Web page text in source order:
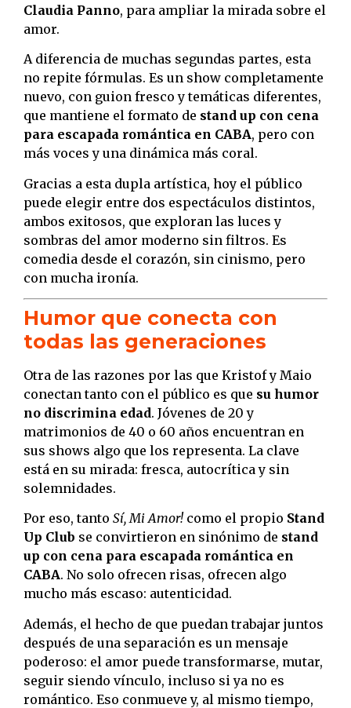
Claudia Panno, para ampliar la mirada sobre el
amor.
A diferencia de muchas segundas partes, esta
no repite fórmulas. Es un show completamente
nuevo, con guion fresco y temáticas diferentes,
que mantiene el formato de stand up con cena
para escapada romántica en CABA, pero con
más voces y una dinámica más coral.
Gracias a esta dupla artística, hoy el público
puede elegir entre dos espectáculos distintos,
ambos exitosos, que exploran las luces y
sombras del amor moderno sin filtros. Es
comedia desde el corazón, sin cinismo, pero
con mucha ironía.
Humor que conecta con
todas las generaciones
Otra de las razones por las que Kristof y Maio
conectan tanto con el público es que su humor
no discrimina edad. Jóvenes de 20 y
matrimonios de 40 o 60 años encuentran en
sus shows algo que los representa. La clave
está en su mirada: fresca, autocrítica y sin
solemnidades.
Por eso, tanto Sí, Mi Amor! como el propio Stand
Up Club se convirtieron en sinónimo de stand
up con cena para escapada romántica en
CABA. No solo ofrecen risas, ofrecen algo
mucho más escaso: autenticidad.
Además, el hecho de que puedan trabajar juntos
después de una separación es un mensaje
poderoso: el amor puede transformarse, mutar,
seguir siendo vínculo, incluso si ya no es
romántico. Eso conmueve y, al mismo tiempo,